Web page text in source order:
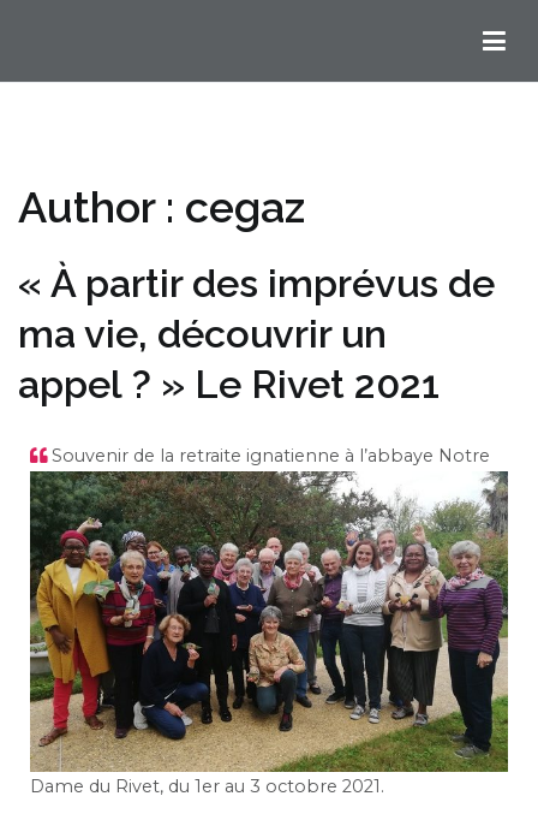
Author : cegaz
« À partir des imprévus de
ma vie, découvrir un
appel ? » Le Rivet 2021
Souvenir de la retraite ignatienne à l’abbaye Notre
Dame du Rivet, du 1er au 3 octobre 2021.